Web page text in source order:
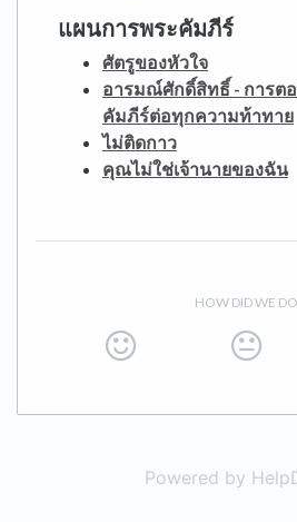
แผนการพระคัมภีร์
ศัตรูของหัวใจ
อารมณ์ศักดิ์สิทธิ์ - การต
คัมภีร์ต่อทุกความท้าทาย
ไม่ติดกาว
คุณไม่ใช่เจ้านายของฉัน
HOW DID WE
Powered by